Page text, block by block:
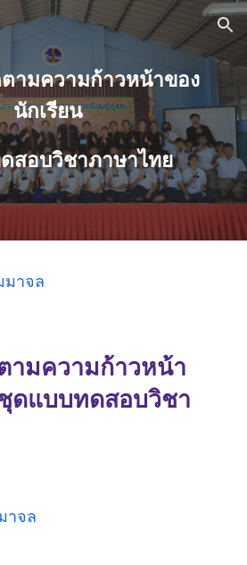
Skip to navigation
ามความก้าวหน้าของ
นักเรียน
สอบวิชาภาษาไทย
มาจล
ามความก้าวหน้า
ดแบบทดสอบวิชา
าจล